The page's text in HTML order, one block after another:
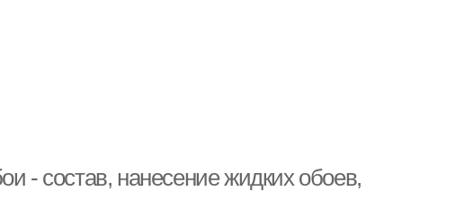
- состав, нанесение жидких обоев,